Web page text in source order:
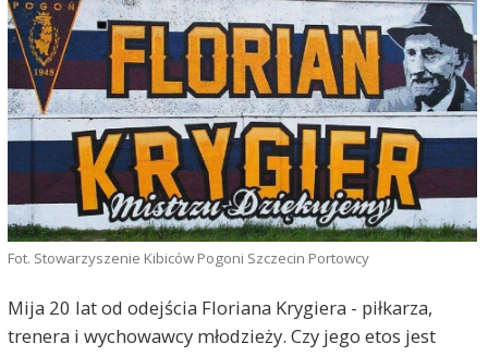
Fot. Stowarzyszenie Kibiców Pogoni Szczecin Portowcy
Mija 20 lat od odejścia Floriana Krygiera - piłkarza,
trenera i wychowawcy młodzieży. Czy jego etos jest